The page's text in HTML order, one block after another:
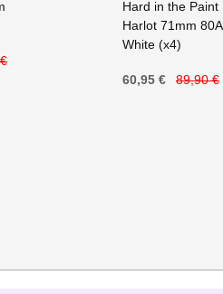
Hard in the Paint
Harlot 71mm 80A
White (x4)
60,95 € 89,90 €
košíku